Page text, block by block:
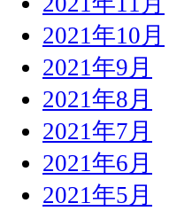
2021年10月
2021年9月
2021年8月
2021年7月
2021年6月
2021年5月